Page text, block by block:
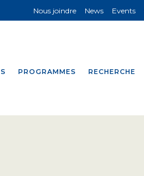
PROGRAMMES RECHERCHE
Nous joindre News Events